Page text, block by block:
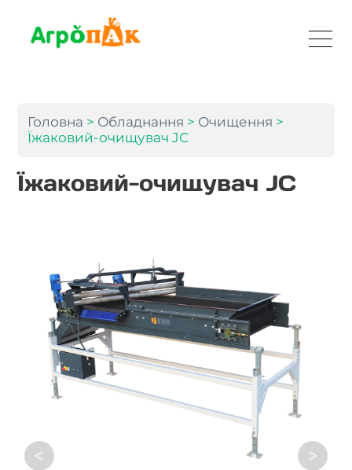
Головна > Обладнання > Очищення >
Їжаковий-очищувач JC
Їжаковий-очищувач JC
ᐳ
ᐸ